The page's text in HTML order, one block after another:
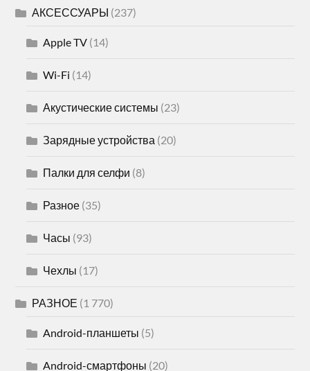
АКСЕССУАРЫ (237)
Apple TV (14)
Wi-Fi (14)
Акустические системы (23)
Зарядные устройства (20)
Палки для селфи (8)
Разное (35)
Часы (93)
Чехлы (17)
РАЗНОЕ (1 770)
Android-планшеты (5)
Android-смартфоны (20)